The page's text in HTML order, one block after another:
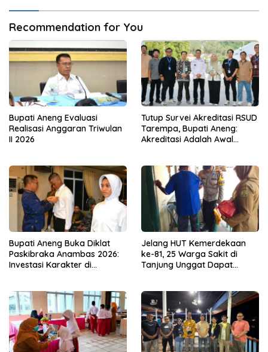
Recommendation for You
Bupati Aneng Evaluasi
Realisasi Anggaran Triwulan
II 2026
Tutup Survei Akreditasi RSUD
Tarempa, Bupati Aneng:
Akreditasi Adalah Awal
Bupati Aneng Buka Diklat
Paskibraka Anambas 2026:
Investasi Karakter di
Jelang HUT Kemerdekaan
ke-81, 25 Warga Sakit di
Tanjung Unggat Dapat